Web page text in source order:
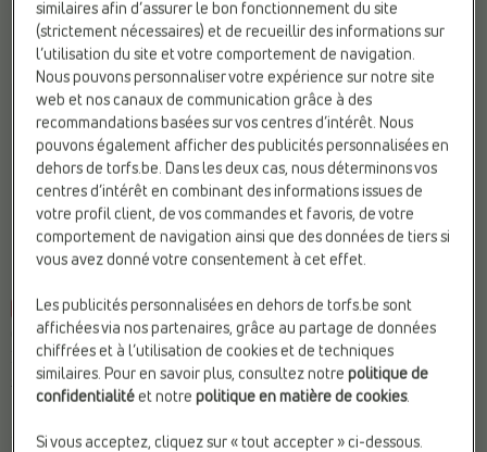
2 couleurs
-20%
GABOR
Escarpins
115,00 € 92,00 €
Prix le plus bas précédent :92,00 €
2 couleurs
-10%
TAMARIS
Escarpins
79,99 € 71,99 €
Prix le plus bas précédent :
2 couleurs
similaires afin d’assurer le bon fonctionnement du site
(strictement nécessaires) et de recueillir des informations sur
l’utilisation du site et votre comportement de navigation.
Nous pouvons personnaliser votre expérience sur notre site
web et nos canaux de communication grâce à des
recommandations basées sur vos centres d’intérêt. Nous
pouvons également afficher des publicités personnalisées en
dehors de torfs.be. Dans les deux cas, nous déterminons vos
centres d’intérêt en combinant des informations issues de
votre profil client, de vos commandes et favoris, de votre
comportement de navigation ainsi que des données de tiers si
vous avez donné votre consentement à cet effet.
Les publicités personnalisées en dehors de torfs.be sont
affichées via nos partenaires, grâce au partage de données
chiffrées et à l’utilisation de cookies et de techniques
similaires. Pour en savoir plus, consultez notrepolitique de
confidentialité et notrepolitique en matière de cookies.
Si vous acceptez, cliquez sur « tout accepter » ci-dessous.